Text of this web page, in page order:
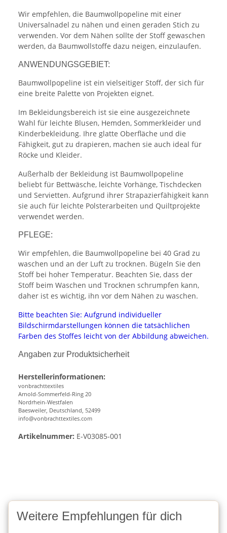
Wir empfehlen, die Baumwollpopeline mit einer
Universalnadel zu nähen und einen geraden Stich zu
verwenden. Vor dem Nähen sollte der Stoff gewaschen
werden, da Baumwollstoffe dazu neigen, einzulaufen.
ANWENDUNGSGEBIET:
Baumwollpopeline ist ein vielseitiger Stoff, der sich für
eine breite Palette von Projekten eignet.
Im Bekleidungsbereich ist sie eine ausgezeichnete
Wahl für leichte Blusen, Hemden, Sommerkleider und
Kinderbekleidung. Ihre glatte Oberfläche und die
Fähigkeit, gut zu drapieren, machen sie auch ideal für
Röcke und Kleider.
Außerhalb der Bekleidung ist Baumwollpopeline
beliebt für Bettwäsche, leichte Vorhänge, Tischdecken
und Servietten. Aufgrund ihrer Strapazierfähigkeit kann
sie auch für leichte Polsterarbeiten und Quiltprojekte
verwendet werden.
PFLEGE:
Wir empfehlen, die Baumwollpopeline bei 40 Grad zu
waschen und an der Luft zu trocknen. Bügeln Sie den
Stoff bei hoher Temperatur. Beachten Sie, dass der
Stoff beim Waschen und Trocknen schrumpfen kann,
daher ist es wichtig, ihn vor dem Nähen zu waschen.
Bitte beachten Sie: Aufgrund individueller
Bildschirmdarstellungen können die tatsächlichen
Farben des Stoffes leicht von der Abbildung abweichen.
Angaben zur Produktsicherheit
Herstellerinformationen:
vonbrachttextiles
Arnold-Sommerfeld-Ring 20
Nordrhein-Westfalen
Baesweiler, Deutschland, 52499
info@vonbrachttextiles.com
Artikelnummer: E-V03085-001
Weitere Empfehlungen für dich